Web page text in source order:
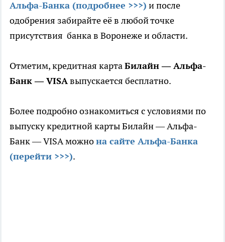
Альфа-Банка (подробнее >>>) и после
одобрения забирайте её в любой точке
присутствия банка в Воронеже и области.
Отметим, кредитная картаБилайн — Альфа-
Банк — VISAвыпускается бесплатно.
Более подробно ознакомиться с условиями по
выпуску кредитной карты Билайн — Альфа-
Банк — VISA можнона сайте Альфа-Банка
(перейти >>>).